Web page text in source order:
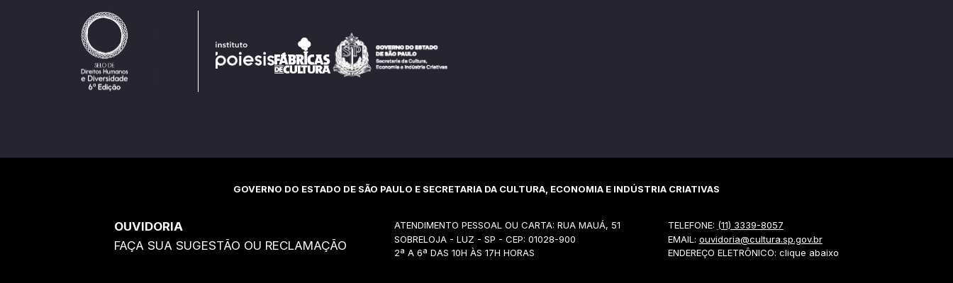
GOVERNO DO ESTADO DE SÃO PAULO E SECRETARIA DA CULTURA, ECONOMIA E INDÚSTRIA CRIATIVAS
OUVIDORIA
FAÇA SUA SUGESTÃO OU RECLAMAÇÃO
ATENDIMENTO PESSOAL OU CARTA: RUA MAUÁ, 51
SOBRELOJA - LUZ - SP - CEP: 01028-900
2ª A 6ª DAS 10H ÀS 17H HORAS
TELEFONE: (11) 3339-8057
EMAIL: ouvidoria@cultura.sp.gov.br
ENDEREÇO ELETRÔNICO: clique abaixo